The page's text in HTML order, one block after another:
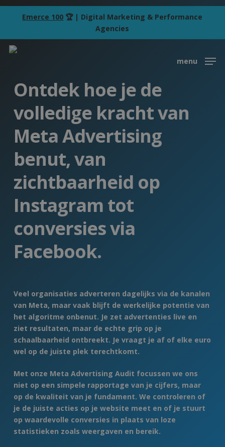
Skip
content
Emerce 100 🏆 | Digital Marketing & Performance
Agencies
menu
Ontdek hoe je de
volledige kracht van
Meta Advertising
benut, van
zichtbaarheid op
Instagram tot
conversies via
Facebook.
Veel organisaties adverteren dagelijks via de kanalen
van Meta, maar vaak blijft de werkelijke potentie van
het algoritme onbenut. Je zet advertenties live en
ziet resultaten, maar de echte grip op je
schaalbaarheid ontbreekt. Je vraagt je af of elke euro
wel op de juiste plek terechtkomt.
Met onze Meta Advertising Audit focussen we ons
niet op een simpele rapportage van je cijfers, maar
op de kwaliteit van je fundament. We controleren of
je de juiste acties op je website meet en of je stuurt
op waardevolle conversies in plaats van loze
statistieken zoals weergaven en bereik.